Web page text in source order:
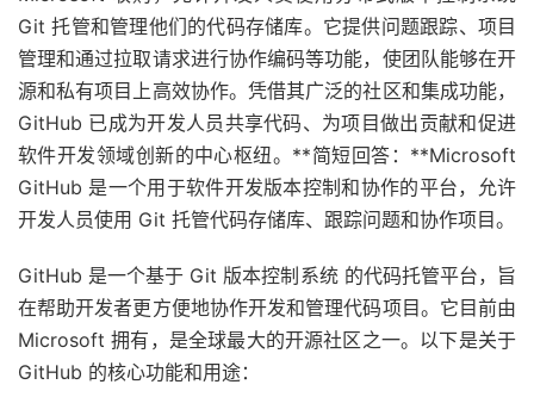
Git 托管和管理他们的代码存储库。它提供问题跟踪、项目
管理和通过拉取请求进行协作编码等功能，使团队能够在开
源和私有项目上高效协作。凭借其广泛的社区和集成功能，
GitHub 已成为开发人员共享代码、为项目做出贡献和促进
软件开发领域创新的中心枢纽。**简短回答：**Microsoft
GitHub 是一个用于软件开发版本控制和协作的平台，允许
开发人员使用 Git 托管代码存储库、跟踪问题和协作项目。
GitHub 是一个基于 Git 版本控制系统 的代码托管平台，旨
在帮助开发者更方便地协作开发和管理代码项目。它目前由
Microsoft 拥有，是全球最大的开源社区之一。以下是关于
GitHub 的核心功能和用途：